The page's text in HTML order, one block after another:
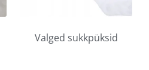
Valged sukkpüksid